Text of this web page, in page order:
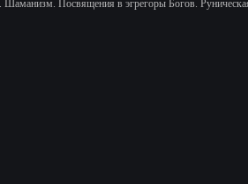
Шаманизм. Посвящения в эгрегоры Богов.